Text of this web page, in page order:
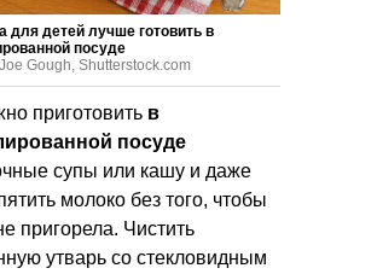
для детей лучше готовить в
посуде
Gough, Shutterstock.com
приготовить в
посуде
супы или кашу и даже
молоко без того, чтобы
пригорела. Чистить
утварь со стекловидным